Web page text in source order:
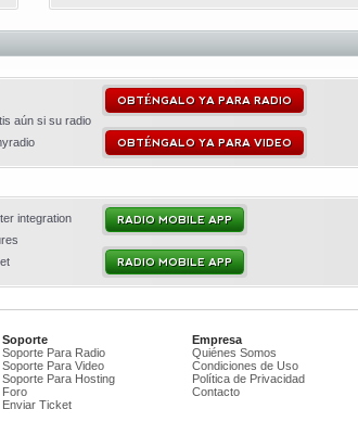
aún si su radio
OBTÉNGALO YA PARA RADIO
OBTÉNGALO YA PARA VIDEO
integration
RADIO MOBILE APP
RADIO MOBILE APP
Soporte
Soporte Para Radio
Soporte Para Video
Soporte Para Hosting
Foro
Enviar Ticket
Empresa
Quiénes Somos
Condiciones de Uso
Política de Privacidad
Contacto